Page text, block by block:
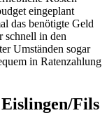
eingeplant
das benötigte Geld
schnell in den
Umständen sogar
in Ratenzahlung
Fils